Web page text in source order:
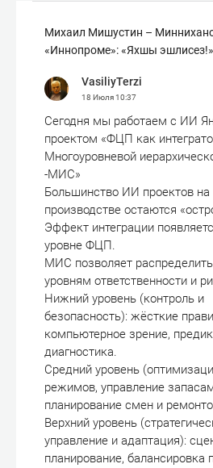
Михаил Мишустин –
«Иннопроме»: «Яхшы эшлисез!»
VasiliyTerzi
18 Июля10:37
Сегодня мы работаем с ИИ
проектом «ФЦП как
Многоуровневой
-МИС»
Большинство ИИ проектов на
производстве остаются
Эффект интеграции
уровне ФЦП.
МИС позволяет
уровням ответственности и
Нижний уровень (контроль и
безопасность): жёсткие
компьютерное зрение,
диагностика.
Средний уровень
режимов, управление
планирование смен и
Верхний уровень
управление и адаптация):
планирование, балансировка